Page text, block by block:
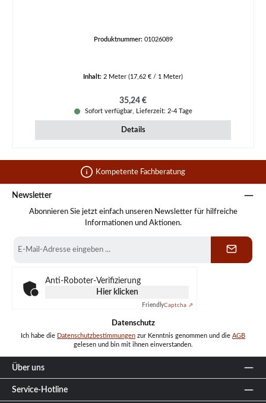
Produktnummer: 01026089
Inhalt: 2 Meter (17,62 € / 1 Meter)
Regulärer Preis:
35,24 €
Sofort verfügbar, Lieferzeit: 2-4 Tage
Details
Kompetente Fachberatung
Newsletter
Abonnieren Sie jetzt einfach unseren Newsletter für hilfreiche
Informationen und Aktionen.
Mail-
Anti-Roboter-Verifizierung
Hier klicken
FriendlyCaptcha ⇗
Datenschutz
Ich habe die Datenschutzbestimmungen zur Kenntnis genommen und die AGB
gelesen und bin mit ihnen einverstanden.
Über uns
Service-Hotline